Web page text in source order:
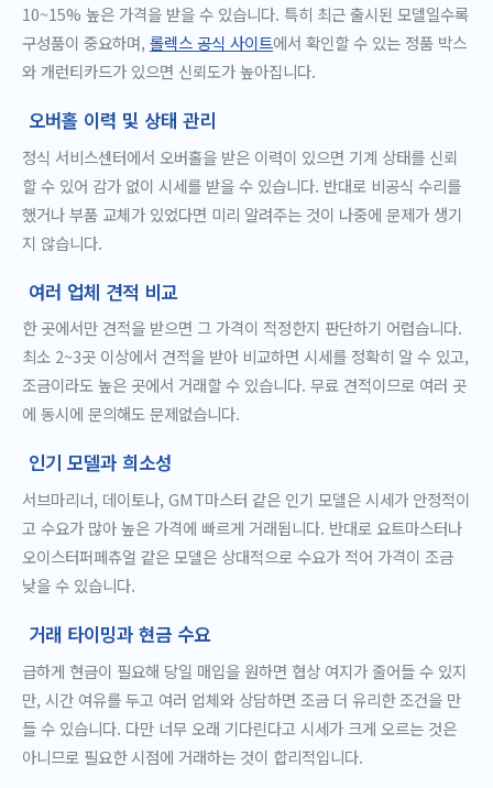
10~15% 높은 가격을 받을 수 있습니다. 특히 최근 출시된 모델일수록
구성품이 중요하며, 롤렉스 공식 사이트에서 확인할 수 있는 정품 박스
와 개런티카드가 있으면 신뢰도가 높아집니다.
오버홀 이력 및 상태 관리
정식 서비스센터에서 오버홀을 받은 이력이 있으면 기계 상태를 신뢰
할 수 있어 감가 없이 시세를 받을 수 있습니다. 반대로 비공식 수리를
했거나 부품 교체가 있었다면 미리 알려주는 것이 나중에 문제가 생기
지 않습니다.
여러 업체 견적 비교
한 곳에서만 견적을 받으면 그 가격이 적정한지 판단하기 어렵습니다.
최소 2~3곳 이상에서 견적을 받아 비교하면 시세를 정확히 알 수 있고,
조금이라도 높은 곳에서 거래할 수 있습니다. 무료 견적이므로 여러 곳
에 동시에 문의해도 문제없습니다.
인기 모델과 희소성
서브마리너, 데이토나, GMT마스터 같은 인기 모델은 시세가 안정적이
고 수요가 많아 높은 가격에 빠르게 거래됩니다. 반대로 요트마스터나
오이스터퍼페츄얼 같은 모델은 상대적으로 수요가 적어 가격이 조금
낮을 수 있습니다.
거래 타이밍과 현금 수요
급하게 현금이 필요해 당일 매입을 원하면 협상 여지가 줄어들 수 있지
만, 시간 여유를 두고 여러 업체와 상담하면 조금 더 유리한 조건을 만
들 수 있습니다. 다만 너무 오래 기다린다고 시세가 크게 오르는 것은
아니므로 필요한 시점에 거래하는 것이 합리적입니다.